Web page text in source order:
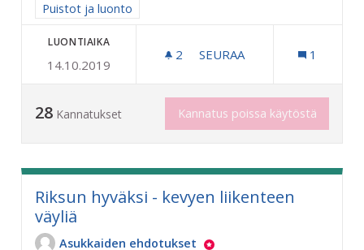
Rajaa tulokset aihepiirin mukaan: Puistot ja luonto
Puistot ja luonto
LUONTIAIKA
14.10.2019
2 2 SEURAAJAA
SEURAA 1
28 Kannatukset Kannatus poissa käytöstä
Riksun hyväksi - kevyen liikenteen
väyliä
Asukkaiden ehdotukset